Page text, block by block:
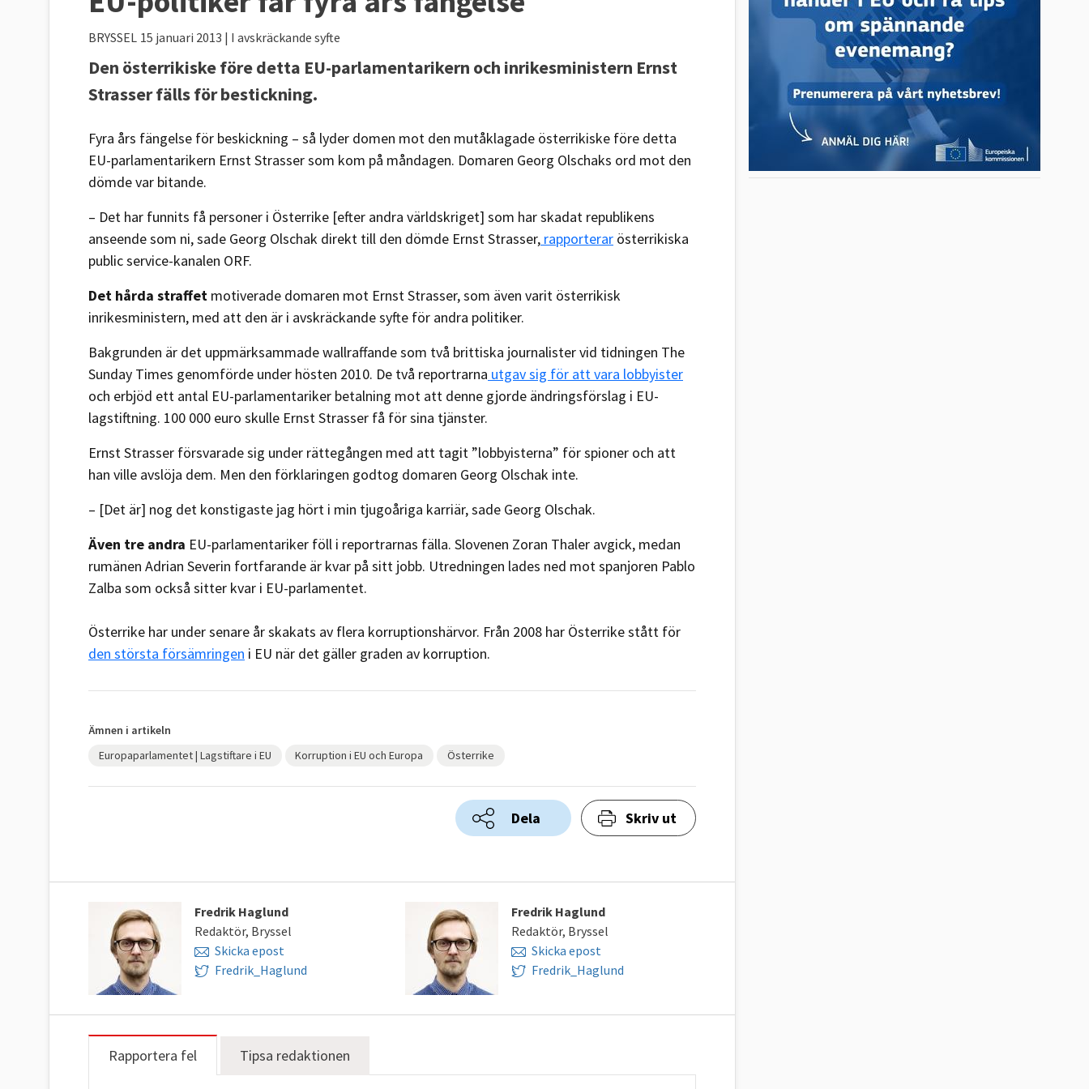
BRYSSEL 15 januari 2013 | I avskräckande syfte
Den österrikiske före detta EU-parlamentarikern och inrikesministern Ernst
Strasser fälls för bestickning.
Fyra års fängelse för beskickning – så lyder domen mot den mutåklagade österrikiske före detta
EU-parlamentarikern Ernst Strasser som kom på måndagen. Domaren Georg Olschaks ord mot den
dömde var bitande.
– Det har funnits få personer i Österrike [efter andra världskriget] som har skadat republikens
anseende som ni, sade Georg Olschak direkt till den dömde Ernst Strasser, rapporterar österrikiska
public service-kanalen ORF.
Det hårda straffet motiverade domaren mot Ernst Strasser, som även varit österrikisk
inrikesministern, med att den är i avskräckande syfte för andra politiker.
Bakgrunden är det uppmärksammade wallraffande som två brittiska journalister vid tidningen The
Sunday Times genomförde under hösten 2010. De två reportrarna utgav sig för att vara lobbyister
och erbjöd ett antal EU-parlamentariker betalning mot att denne gjorde ändringsförslag i EU-
lagstiftning. 100 000 euro skulle Ernst Strasser få för sina tjänster.
Ernst Strasser försvarade sig under rättegången med att tagit ”lobbyisterna” för spioner och att
han ville avslöja dem. Men den förklaringen godtog domaren Georg Olschak inte.
– [Det är] nog det konstigaste jag hört i min tjugoåriga karriär, sade Georg Olschak.
Även tre andra EU-parlamentariker föll i reportrarnas fälla. Slovenen Zoran Thaler avgick, medan
rumänen Adrian Severin fortfarande är kvar på sitt jobb. Utredningen lades ned mot spanjoren Pablo
Zalba som också sitter kvar i EU-parlamentet.
Österrike har under senare år skakats av flera korruptionshärvor. Från 2008 har Österrike stått för
den största försämringen i EU när det gäller graden av korruption.
Ämnen i artikeln
Europaparlamentet | Lagstiftare i EU
Korruption i EU och Europa Österrike
Dela Skriv ut
Fredrik Haglund
Redaktör, Bryssel
Skicka epost
Fredrik_Haglund
Fredrik Haglund
Redaktör, Bryssel
Skicka epost
Fredrik_Haglund
Rapportera fel Tipsa redaktionen